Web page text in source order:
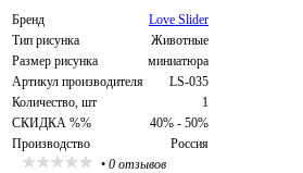
Бренд
Love Slider
Тип рисунка
Животные
Размер рисунка
миниатюра
Артикул производителя
LS-035
Количество, шт
1
СКИДКА %%
40% - 50%
Производство
Россия
• 0 отзывов